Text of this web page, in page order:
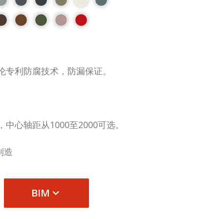
专利防腐技术，防漏保证。
中心轴距从1000至2000可选。
造
BIM